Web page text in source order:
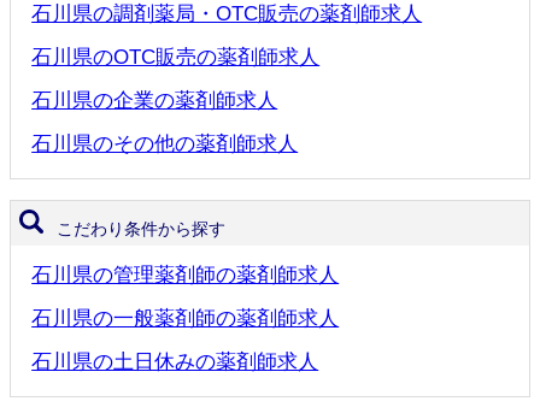
石川県の調剤薬局・OTC販売の薬剤師求人
石川県のOTC販売の薬剤師求人
石川県の企業の薬剤師求人
石川県のその他の薬剤師求人
こだわり条件から探す
石川県の管理薬剤師の薬剤師求人
石川県の一般薬剤師の薬剤師求人
石川県の土日休みの薬剤師求人